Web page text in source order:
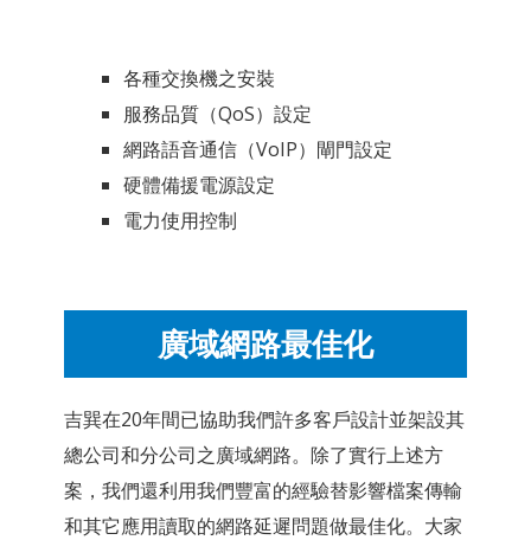
各種交換機之安裝
服務品質（QoS）設定
網路語音通信（VoIP）閘門設定
硬體備援電源設定
電力使用控制
廣域網路最佳化
吉巽在20年間已協助我們許多客戶設計並架設其
總公司和分公司之廣域網路。除了實行上述方
案，我們還利用我們豐富的經驗替影響檔案傳輸
和其它應用讀取的網路延遲問題做最佳化。大家